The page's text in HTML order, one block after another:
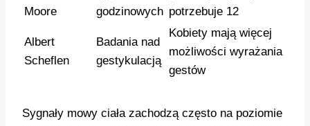
Moore
godzinowych potrzebuje 12
Albert
Scheflen
Badania nad
gestykulacją
Kobiety mają więcej
możliwości wyrażania
gestów
Sygnały mowy ciała zachodzą często na poziomie